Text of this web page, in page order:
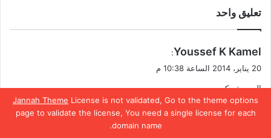
Jannah Theme License is not validated, Go to the theme options
page to validate the license, You need a single license for each
domain name.
تعليق واحد
ي
ق
ل
Youssef K Kamel
:
20 يناير، 2014 الساعة 10:38 م
الرب يقويكم